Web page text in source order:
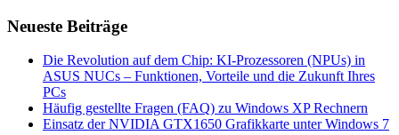
Neueste Beiträge
Die Revolution auf dem Chip: KI-Prozessoren (NPUs) in
ASUS NUCs – Funktionen, Vorteile und die Zukunft Ihres
PCs
Häufig gestellte Fragen (FAQ) zu Windows XP Rechnern
Einsatz der NVIDIA GTX1650 Grafikkarte unter Windows 7